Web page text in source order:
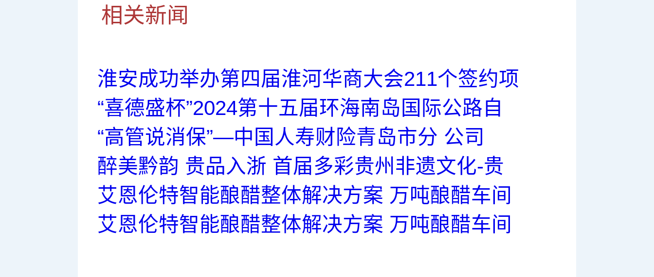
相关新闻
淮安成功举办第四届淮河华商大会211个签约项
“喜德盛杯”2024第十五届环海南岛国际公路自
“高管说消保”—中国人寿财险青岛市分 公司
醉美黔韵 贵品入浙 首届多彩贵州非遗文化-贵
艾恩伦特智能酿醋整体解决方案 万吨酿醋车间
艾恩伦特智能酿醋整体解决方案 万吨酿醋车间